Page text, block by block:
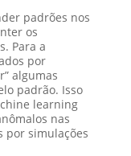
padrões nos
os
Para a
por
algumas
padrão. Isso
learning
nas
por simulações